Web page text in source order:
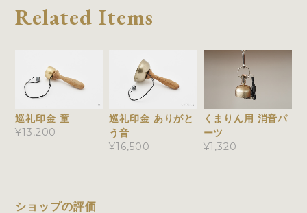
Related Items
巡礼印金 童
¥13,200
巡礼印金 ありがと
う音
¥16,500
くまりん用 消音パ
ーツ
¥1,320
ショップの評価